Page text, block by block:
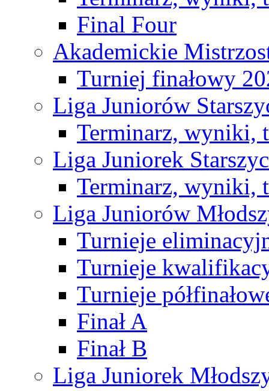
Final Four
Akademickie
Turniej finałowy
Liga Juniorów
Terminarz, wyniki,
Liga Juniorek
Terminarz, wyniki,
Liga Juniorów
Turnieje
Turnieje
Turnieje
Finał A
Finał B
Liga Juniorek